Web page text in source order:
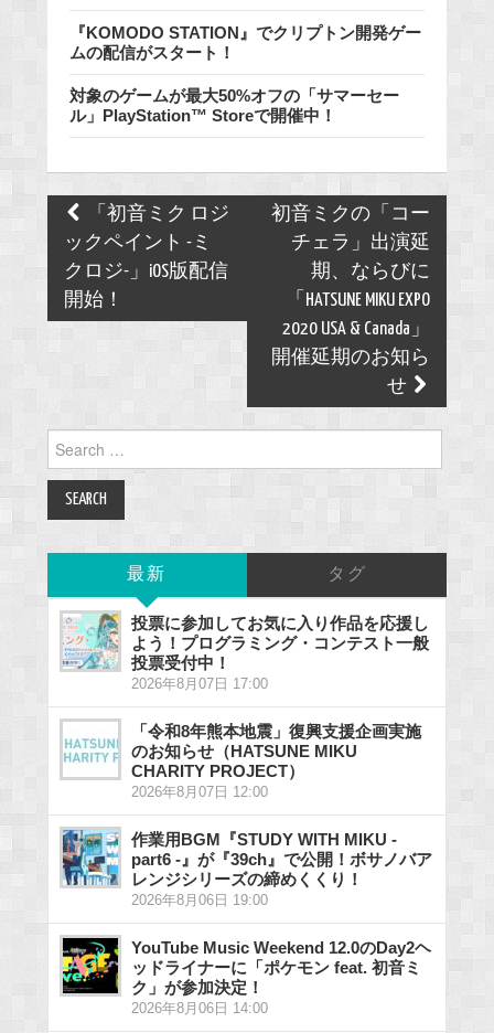
『KOMODO STATION』でクリプトン開発ゲー
ムの配信がスタート！
対象のゲームが最大50%オフの「サマーセー
ル」PlayStation™ Storeで開催中！
Post
navigation
「初音ミク ロジ
ックペイント -ミ
クロジ-」iOS版配信
開始！
初音ミクの「コー
チェラ」出演延
期、ならびに
「HATSUNE MIKU EXPO
2020 USA & Canada」
開催延期のお知ら
せ
for:
最新 タグ
投票に参加してお気に入り作品を応援し
よう！プログラミング・コンテスト一般
投票受付中！
2026年8月07日 17:00
「令和8年熊本地震」復興支援企画実施
のお知らせ（HATSUNE MIKU
CHARITY PROJECT）
2026年8月07日 12:00
作業用BGM『STUDY WITH MIKU -
part6 -』が『39ch』で公開！ボサノバア
レンジシリーズの締めくくり！
2026年8月06日 19:00
YouTube Music Weekend 12.0のDay2ヘ
ッドライナーに「ポケモン feat. 初音ミ
ク」が参加決定！
2026年8月06日 14:00